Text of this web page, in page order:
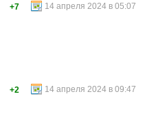
14 апреля 2024 в 05:07
+7
14 апреля 2024 в 09:47
+2